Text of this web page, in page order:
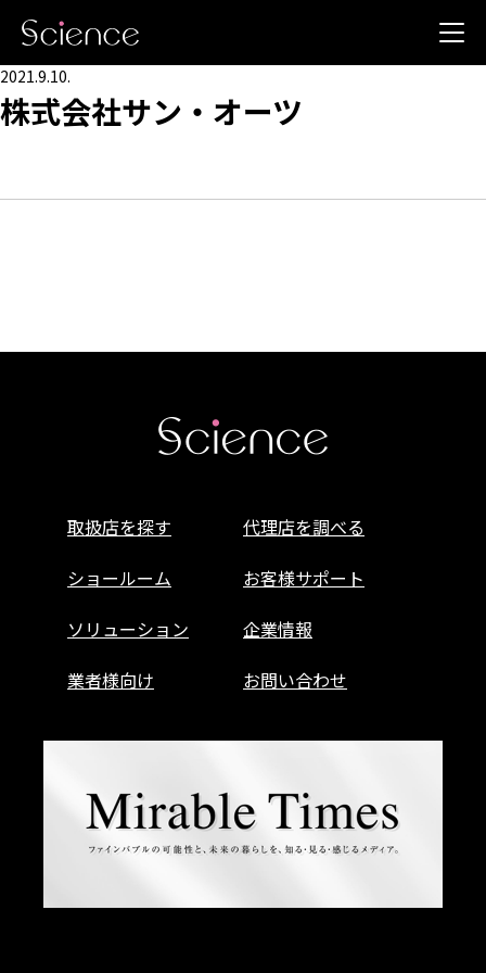
2021.9.10.
株式会社サン・オーツ
取扱店を探す
代理店を調べる
ショールーム
お客様サポート
ソリューション
企業情報
業者様向け
お問い合わせ